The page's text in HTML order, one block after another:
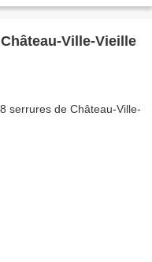
Ville-Vieille